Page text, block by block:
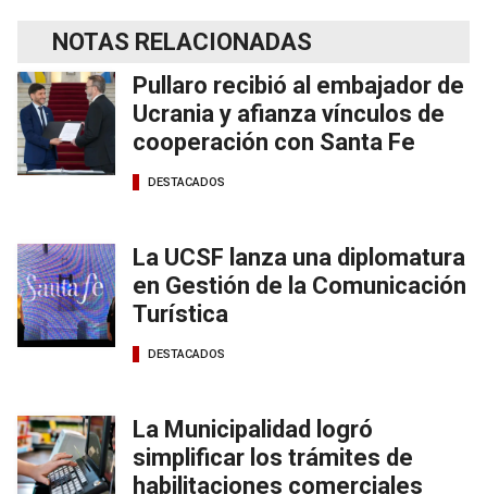
NOTAS RELACIONADAS
Pullaro recibió al embajador de
Ucrania y afianza vínculos de
cooperación con Santa Fe
DESTACADOS
La UCSF lanza una diplomatura
en Gestión de la Comunicación
Turística
DESTACADOS
La Municipalidad logró
simplificar los trámites de
habilitaciones comerciales